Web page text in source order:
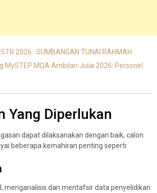
2026 : SUMBANGAN TUNAI RAHMAH
MySTEP MQA Ambilan Julai 2026: Personel
Yang Diperlukan
dapat dilaksanakan dengan baik, calon
beberapa kemahiran penting seperti:
menganalisis dan mentafsir data penyelidikan